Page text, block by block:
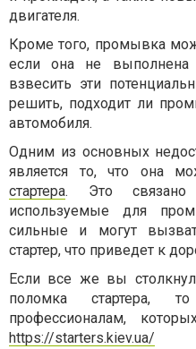
двигателя.
Кроме того, промывка
если она не
взвесить эти
решить, подходит ли
автомобиля.
Одним из основных
является то, что она
стартера. Это
используемые для
сильные и могут
стартер, что приведет к
Если все же вы
поломка стартера,
профессионалам,
https://starters.kiev.ua/